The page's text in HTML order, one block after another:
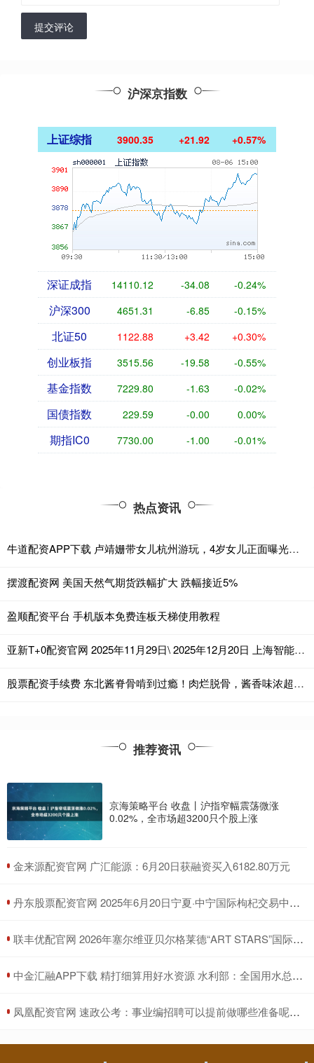
提交评论
沪深京指数
上证综指 3900.35 +21.92 +0.57%
深证成指 14110.12 -34.08 -0.24%
沪深300 4651.31 -6.85 -0.15%
北证50 1122.88 +3.42 +0.30%
创业板指 3515.56 -19.58 -0.55%
基金指数 7229.80 -1.63 -0.02%
国债指数 229.59 -0.00 0.00%
期指IC0 7730.00 -1.00 -0.01%
热点资讯
牛道配资APP下载 卢靖姗带女儿杭州游玩，4岁女儿正面曝光，五官立体精致很像韩庚
摆渡配资网 美国天然气期货跌幅扩大 跌幅接近5%
盈顺配资平台 手机版本免费连板天梯使用教程
亚新T+0配资官网 2025年11月29日\ 2025年12月20日 上海智能建造化工环保产业链招聘会 2025下半年排期表 社会招聘会（上海市中小企业服务大楼）
股票配资手续费 东北酱脊骨啃到过瘾！肉烂脱骨，酱香味浓超下饭
推荐资讯
京海策略平台 收盘丨沪指窄幅震荡微涨
0.02%，全市场超3200只个股上涨
​金来源配资官网 广汇能源：6月20日获融资买入6182.80万元
​丹东股票配资官网 2025年6月20日宁夏·中宁国际枸杞交易中心价格行情
​联丰优配官网 2026年塞尔维亚贝尔格莱德“ART STARS”国际大赛
​中金汇融APP下载 精打细算用好水资源 水利部：全国用水总量实现零增长
​凤凰配资官网 速政公考：事业编招聘可以提前做哪些准备呢？_进行_申论_考试